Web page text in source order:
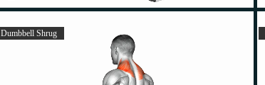
Dumbbell Shrug